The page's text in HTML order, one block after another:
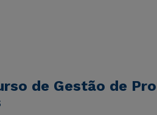
de Gestão de